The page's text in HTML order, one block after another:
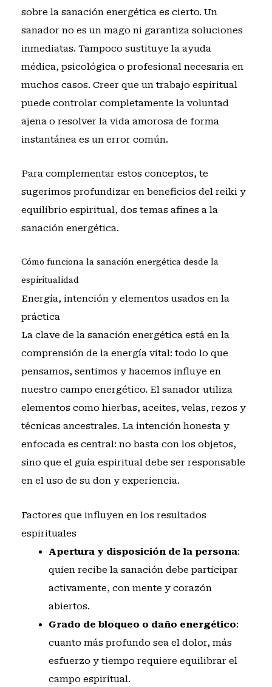
sobre la sanación energética es cierto. Un
sanador no es un mago ni garantiza soluciones
inmediatas. Tampoco sustituye la ayuda
médica, psicológica o profesional necesaria en
muchos casos. Creer que un trabajo espiritual
puede controlar completamente la voluntad
ajena o resolver la vida amorosa de forma
instantánea es un error común.
Para complementar estos conceptos, te
sugerimos profundizar en beneficios del reikiy
equilibrio espiritual, dos temas afines a la
sanación energética.
Cómo funciona la sanación energética desde la
espiritualidad
Energía, intención y elementos usados en la
práctica
La clave de la sanación energética está en la
comprensión de la energía vital: todo lo que
pensamos, sentimos y hacemos influye en
nuestro campo energético. El sanador utiliza
elementos como hierbas, aceites, velas, rezos y
técnicas ancestrales. La intención honesta y
enfocada es central: no basta con los objetos,
sino que el guía espiritual debe ser responsable
en el uso de su don y experiencia.
Factores que influyen en los resultados
espirituales
Apertura y disposición de la persona:
quien recibe la sanación debe participar
activamente, con mente y corazón
abiertos.
Grado de bloqueo o daño energético:
cuanto más profundo sea el dolor, más
esfuerzo y tiempo requiere equilibrar el
campo espiritual.